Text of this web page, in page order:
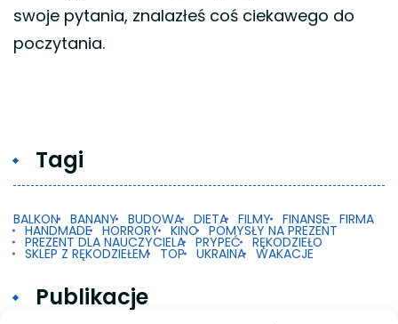
swoje pytania, znalazłeś coś ciekawego do
poczytania.
Tagi
BALKON BANANY BUDOWA DIETA FILMY FINANSE FIRMA
HANDMADE HORRORY KINO POMYSŁY NA PREZENT
PREZENT DLA NAUCZYCIELA PRYPEĆ RĘKODZIEŁO
SKLEP Z RĘKODZIEŁEM TOP UKRAINA WAKACJE
Publikacje